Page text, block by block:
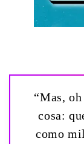
“Mas,
cosa:
como